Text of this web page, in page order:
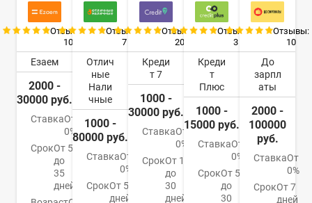
Отзывы:
10
Езаем
2000 -
30000 руб.
СтавкаОт
0%
СрокОт 5
до
35
дней
Отзывы:
7
Отлич
ные
Нали
чные
1000 -
80000 руб.
СтавкаОт
0%
СрокОт 5
дней
Отзывы:
20
Креди
т 7
1000 -
30000 руб.
СтавкаОт
0%
СрокОт 1
до
30
дней
Отзывы:
3
Креди
т
Плюс
1000 -
15000 руб.
СтавкаОт
0%
СрокОт 5
до
30
Отзывы:
10
До
зарпл
аты
2000 -
100000
руб.
СтавкаОт
0%
СрокОт 7
дней